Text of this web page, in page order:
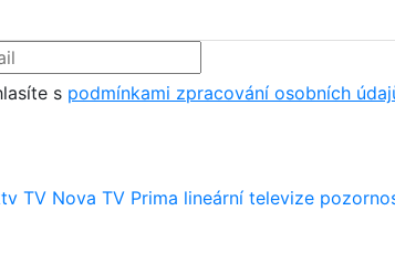
s podmínkami zpracování osobních
TV Nova TV Prima lineární televize